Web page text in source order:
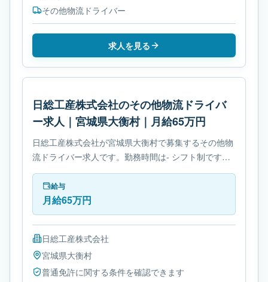
その他物流ドライバー
求人を見る
日総工産株式会社のその他物流ドライバ
ー求人｜宮城県大衡村｜月給65万円
日総工産株式会社が宮城県大衡村で募集するその他物
流ドライバー求人です。勤務時間は- シフト制です。
必要免許は普通免許に関する条件を確認できますで
す。給与
月給65万円
日総工産株式会社
宮城県大衡村
普通免許に関する条件を確認できます